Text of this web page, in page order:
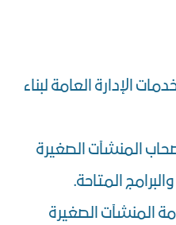
الإدارة العامة لبناء
المنشآت الصغيرة
المتاحة.
المنشآت الصغيرة